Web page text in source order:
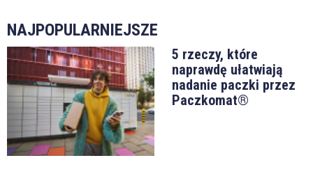
NAJPOPULARNIEJSZE
5 rzeczy, które
naprawdę ułatwiają
nadanie paczki przez
Paczkomat®